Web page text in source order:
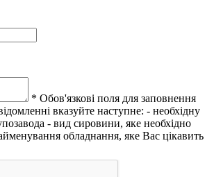
* Обов'язкові поля для заповнення
вказуйте наступне: - необхідну
- вид сировини, яке необхідно
обладнання, яке Вас цікавить